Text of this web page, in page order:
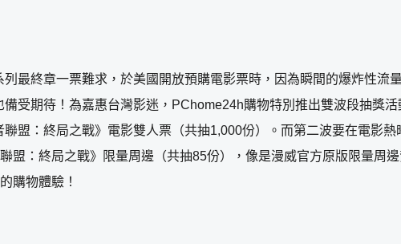
最終章一票難求，於美國開放預購電影票時，因為瞬間的爆炸性流
受期待！為嘉惠台灣影迷，PChome24h購物特別推出雙波段抽獎
盟：終局之戰》電影雙人票（共抽1,000份）。而第二波要在電影
盟：終局之戰》限量周邊（共抽85份），像是漫威官方原版限量周
購物體驗！